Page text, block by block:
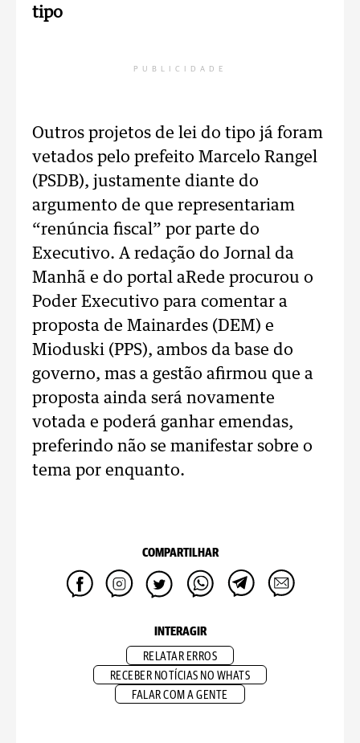
tipo
PUBLICIDADE
Outros projetos de lei do tipo já foram
vetados pelo prefeito Marcelo Rangel
(PSDB), justamente diante do
argumento de que representariam
“renúncia fiscal” por parte do
Executivo. A redação do Jornal da
Manhã e do portal aRede procurou o
Poder Executivo para comentar a
proposta de Mainardes (DEM) e
Mioduski (PPS), ambos da base do
governo, mas a gestão afirmou que a
proposta ainda será novamente
votada e poderá ganhar emendas,
preferindo não se manifestar sobre o
tema por enquanto.
COMPARTILHAR
INTERAGIR
RELATAR ERROS
RECEBER NOTÍCIAS NO WHATS
FALAR COM A GENTE